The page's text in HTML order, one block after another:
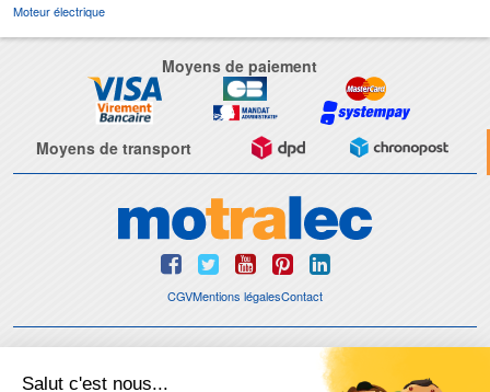
Moteur électrique
Moyens de paiement
Moyens de transport
CGVMentions légalesContact
Alphalives Multimédia